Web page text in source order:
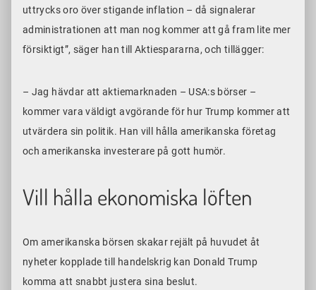
uttrycks oro över stigande inflation – då signalerar
administrationen att man nog kommer att gå fram lite mer
försiktigt”, säger han till Aktiespararna, och tillägger:
– Jag hävdar att aktiemarknaden – USA:s börser –
kommer vara väldigt avgörande för hur Trump kommer att
utvärdera sin politik. Han vill hålla amerikanska företag
och amerikanska investerare på gott humör.
Vill hålla ekonomiska löften
Om amerikanska börsen skakar rejält på huvudet åt
nyheter kopplade till handelskrig kan Donald Trump
komma att snabbt justera sina beslut.